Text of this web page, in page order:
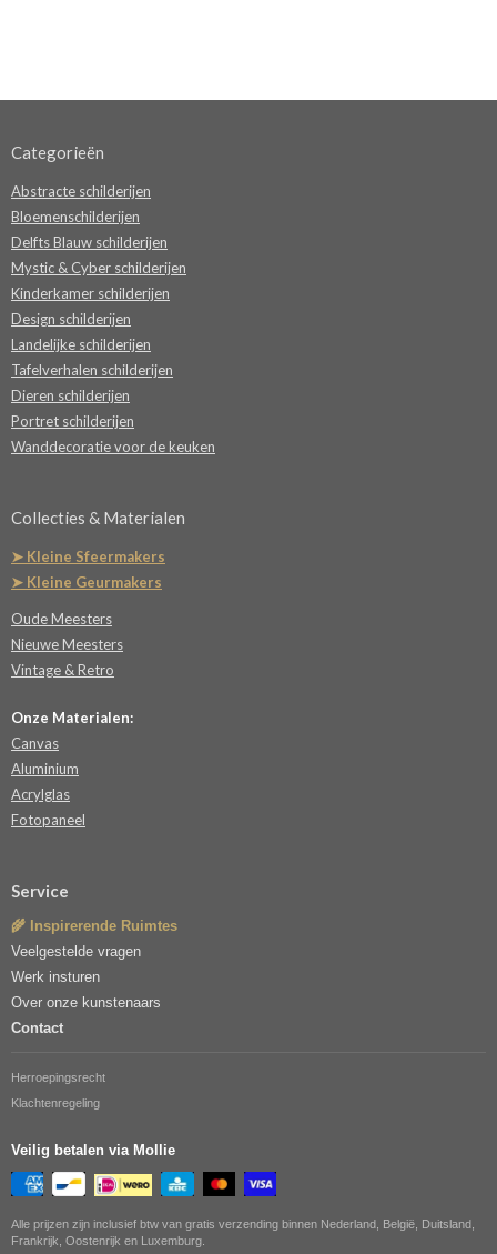
Categorieën
Abstracte schilderijen
Bloemenschilderijen
Delfts Blauw schilderijen
Mystic & Cyber schilderijen
Kinderkamer schilderijen
Design schilderijen
Landelijke schilderijen
Tafelverhalen schilderijen
Dieren schilderijen
Portret schilderijen
Wanddecoratie voor de keuken
Collecties & Materialen
➤ Kleine Sfeermakers
➤ Kleine Geurmakers
Oude Meesters
Nieuwe Meesters
Vintage & Retro
Onze Materialen:
Canvas
Aluminium
Acrylglas
Fotopaneel
Service
🌾 Inspirerende Ruimtes
Veelgestelde vragen
Werk insturen
Over onze kunstenaars
Contact
Herroepingsrecht
Klachtenregeling
Veilig betalen via Mollie
Alle prijzen zijn inclusief btw van gratis verzending binnen Nederland, België, Duitsland,
Frankrijk, Oostenrijk en Luxemburg.